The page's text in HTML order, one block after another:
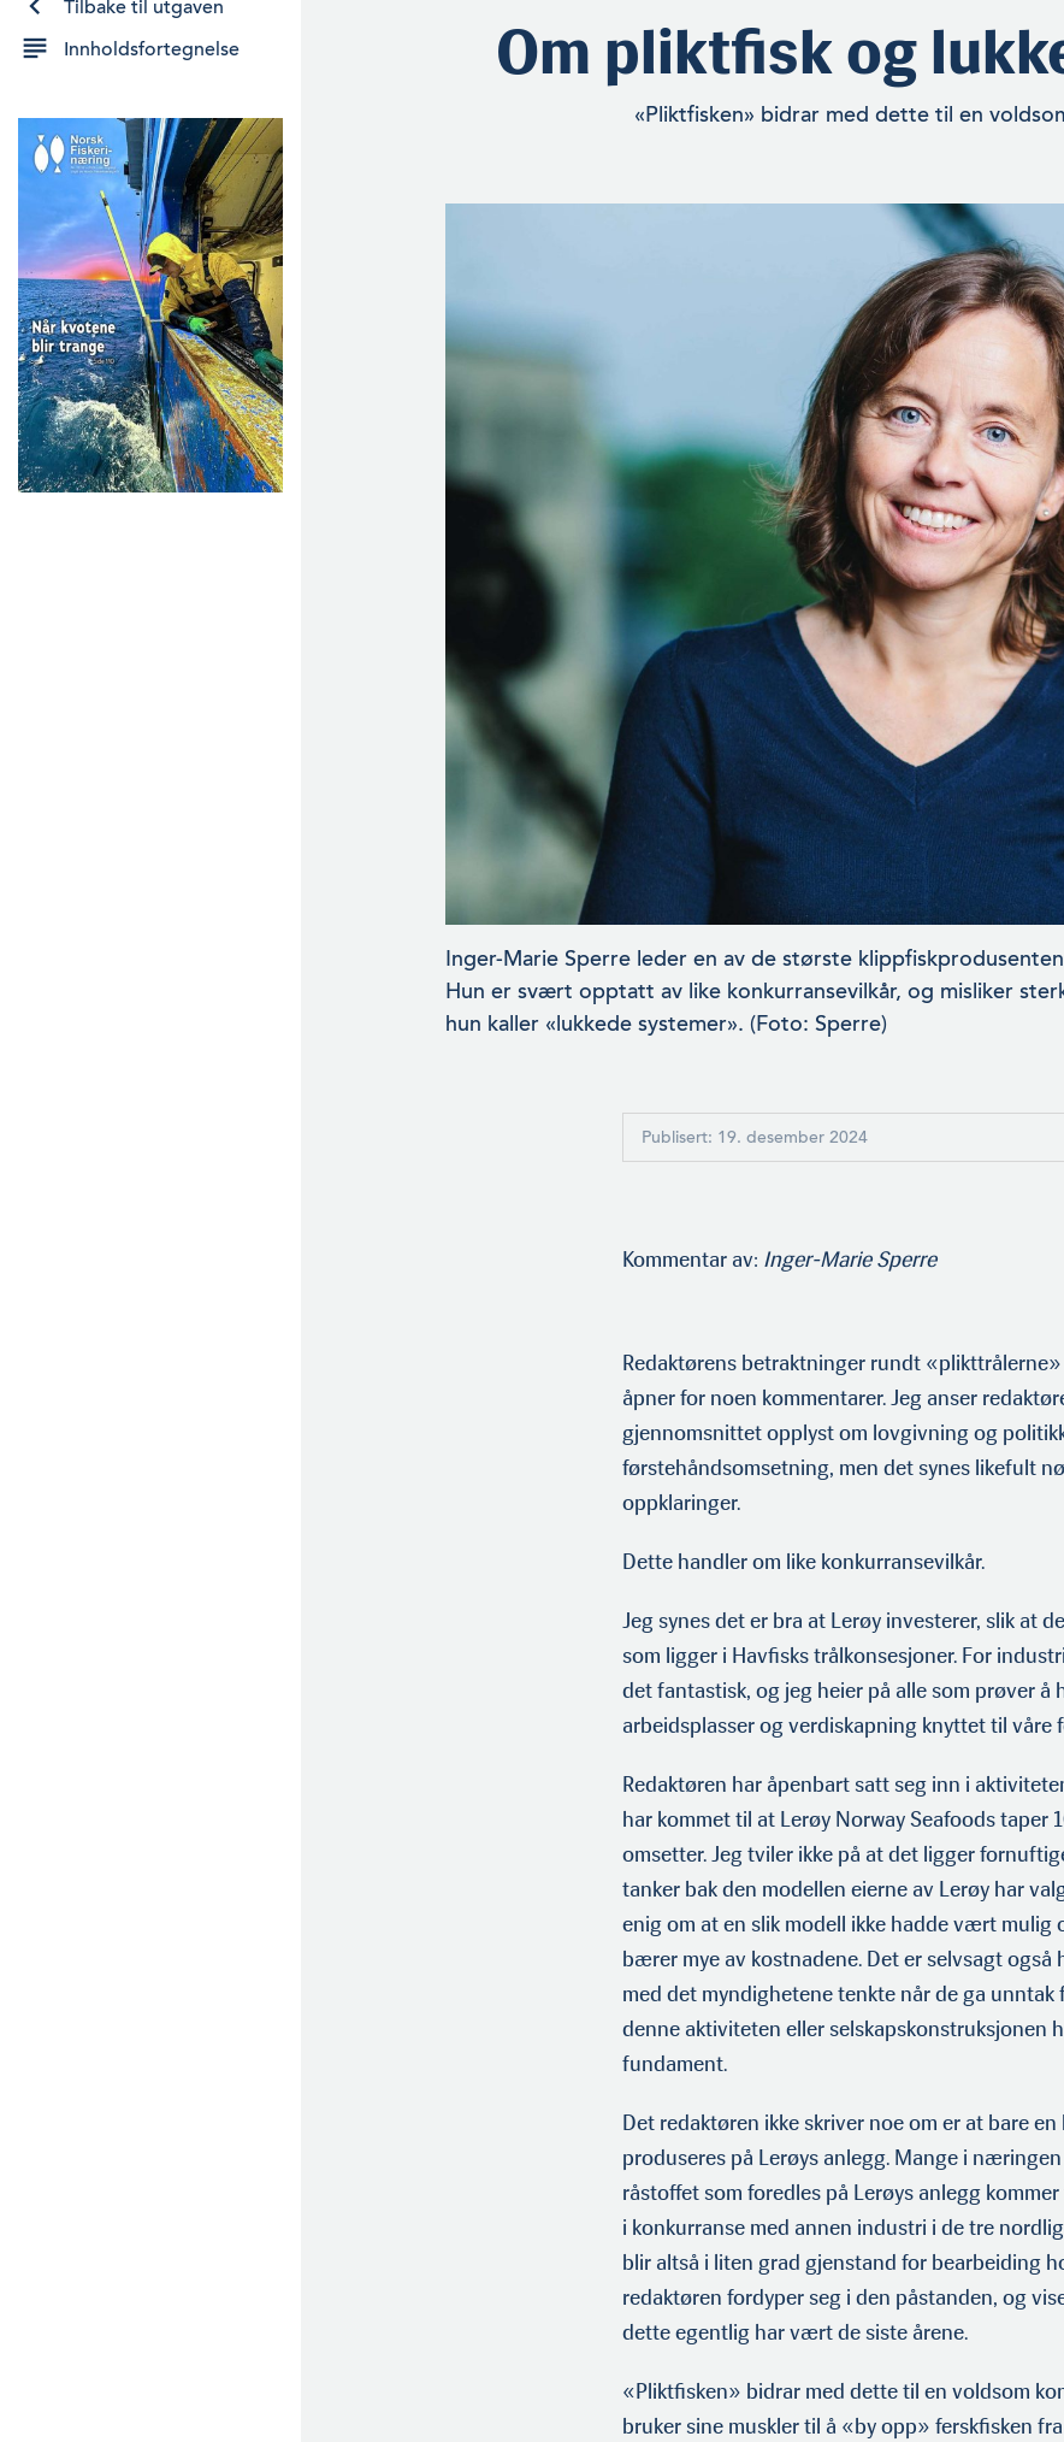
Tilbake til utgaven
Innholdsfortegnelse
Om pliktfisk og
«Pliktfisken» bidrar med dette til en
Inger-Marie Sperre leder en av de største
Hun er svært opptatt av like konkurransevilkår, og misliker
hun kaller «lukkede systemer». (Foto: Sperre)
Publisert: 19. desember 2024
Kommentar av: Inger-Marie Sperre
Redaktørens betraktninger rundt
åpner for noen kommentarer. Jeg anser
gjennomsnittet opplyst om lovgivning og
førstehåndsomsetning, men det synes likefult
oppklaringer.
Dette handler om like konkurransevilkår.
Jeg synes det er bra at Lerøy investerer, slik at
som ligger i Havfisks trålkonsesjoner. For
det fantastisk, og jeg heier på alle som prøver å
arbeidsplasser og verdiskapning knyttet til våre
Redaktøren har åpenbart satt seg inn i
har kommet til at Lerøy Norway Seafoods taper
omsetter. Jeg tviler ikke på at det ligger
tanker bak den modellen eierne av Lerøy har
enig om at en slik modell ikke hadde vært mulig
bærer mye av kostnadene. Det er selvsagt også
med det myndighetene tenkte når de ga unntak
denne aktiviteten eller selskapskonstruksjonen
fundament.
Det redaktøren ikke skriver noe om er at bare
produseres på Lerøys anlegg. Mange i
råstoffet som foredles på Lerøys anlegg
i konkurranse med annen industri i de tre
blir altså i liten grad gjenstand for bearbeiding
redaktøren fordyper seg i den påstanden, og
dette egentlig har vært de siste årene.
«Pliktfisken» bidrar med dette til en voldsom
bruker sine muskler til å «by opp» ferskfisken